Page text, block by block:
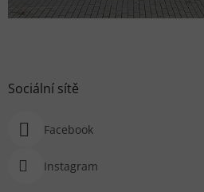
Sociální sítě
Facebook
Instagram